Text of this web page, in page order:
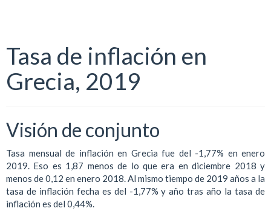
Tasa de inflación en
Grecia, 2019
Visión de conjunto
Tasa mensual de inflación en Grecia fue del -1,77% en enero
2019. Eso es 1,87 menos de lo que era en diciembre 2018 y
menos de 0,12 en enero 2018. Al mismo tiempo de 2019 años a la
tasa de inflación fecha es del -1,77% y año tras año la tasa de
inflación es del 0,44%.